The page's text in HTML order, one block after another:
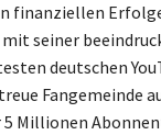
finanziellen
seiner
deutschen
Fangemeinde
Millionen